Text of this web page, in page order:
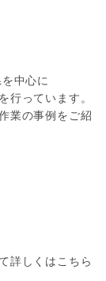
中心に
行っています。
業の事例をご紹
詳しくはこちら